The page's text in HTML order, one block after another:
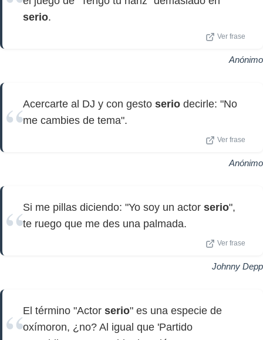
serio.
Ver frase
Anónimo
Acercarte al DJ y con gesto serio decirle: "No
me cambies de tema".
Ver frase
Anónimo
Si me pillas diciendo: "Yo soy un actor serio",
te ruego que me des una palmada.
Ver frase
Johnny Depp
El término "Actor serio" es una especie de
oxímoron, ¿no? Al igual que 'Partido